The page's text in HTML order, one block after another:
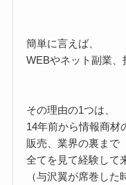
簡単に言えば、
WEBやネット副業、
その理由の1つは、
14年前から情報商材
販売、業界の裏まで
全てを見て経験して
（与沢翼が席巻した